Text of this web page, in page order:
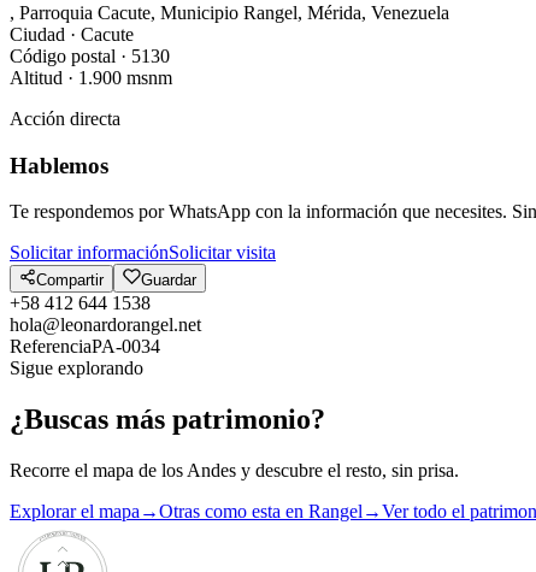
, Parroquia Cacute, Municipio Rangel, Mérida, Venezuela
Ciudad · Cacute
Código postal · 5130
Altitud · 1.900 msnm
Acción directa
Hablemos
Te respondemos por WhatsApp con la información que necesites.
Solicitar informaciónSolicitar visita
Compartir Guardar
+58 412 644 1538
hola@leonardorangel.net
ReferenciaPA-0034
Sigue explorando
¿Buscas más patrimonio?
Recorre el mapa de los Andes y descubre el resto, sin prisa.
Explorar el mapa →Otras como esta en Rangel →Ver todo el